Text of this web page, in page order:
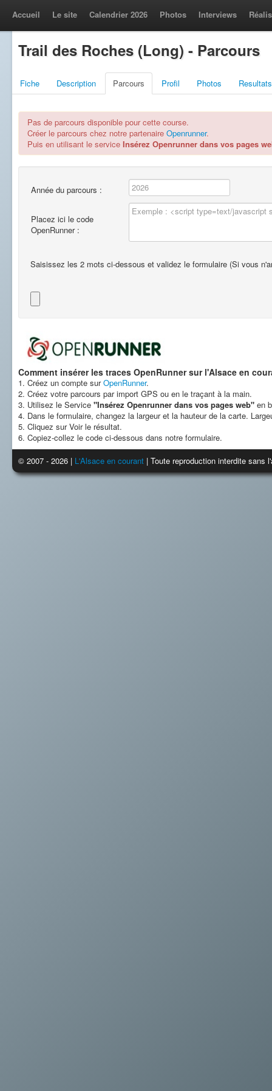
Accueil Le site Calendrier 2026 Photos Interviews
Trail des Roches (Long) - Parcours
Fiche Description Parcours Profil Photos Resultats
Pas de parcours disponible pour cette course.
Créer le parcours chez notre partenaire Openrunner.
Puis en utilisant le service Insérez Openrunner dans vos pages
Année du parcours :
Placez ici le code
OpenRunner :
Saisissez les 2 mots ci-dessous et validez le formulaire (Si vous
Comment insérer les traces OpenRunner sur l'Alsace en
1. Créez un compte surOpenRunner.
2. Créez votre parcours par import GPS ou en le traçant à la main.
3. Utilisez le Service "Insérez Openrunner dans vos pages web" en
4. Dans le formulaire, changez la largeur et la hauteur de la carte.
5. Cliquez sur Voir le résultat.
6. Copiez-collez le code ci-dessous dans notre formulaire.
© 2007 - 2026 | L'Alsace en courant | Toute reproduction interdite sans